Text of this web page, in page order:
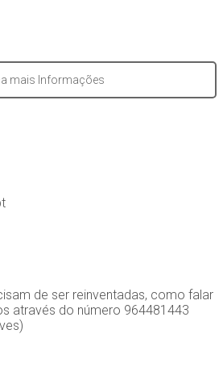
mais Informações
de ser reinventadas, como falar
através do número 964481443